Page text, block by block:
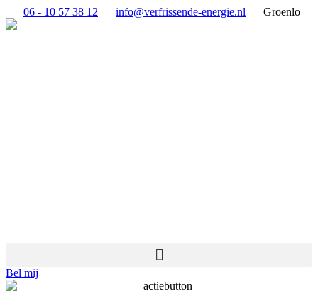
naar
06 - 10 57 38 12 info@verfrissende-energie.nl Groenlo
Bel mij